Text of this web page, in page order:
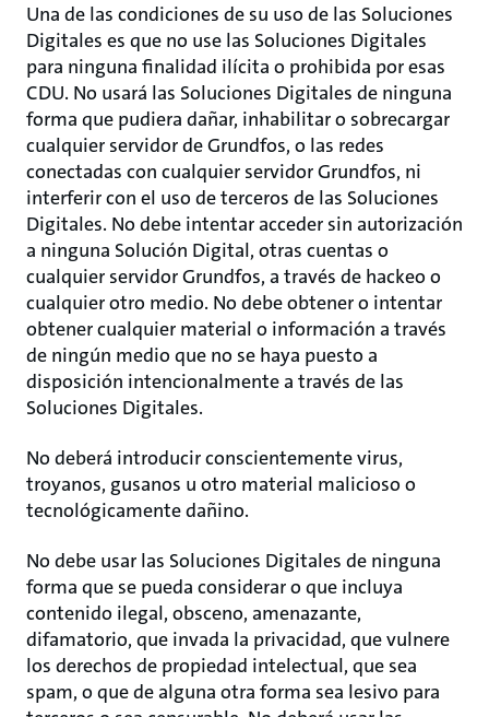
Una de las condiciones de su uso de las Soluciones
Digitales es que no use las Soluciones Digitales
para ninguna finalidad ilícita o prohibida por esas
CDU. No usará las Soluciones Digitales de ninguna
forma que pudiera dañar, inhabilitar o sobrecargar
cualquier servidor de Grundfos, o las redes
conectadas con cualquier servidor Grundfos, ni
interferir con el uso de terceros de las Soluciones
Digitales. No debe intentar acceder sin autorización
a ninguna Solución Digital, otras cuentas o
cualquier servidor Grundfos, a través de hackeo o
cualquier otro medio. No debe obtener o intentar
obtener cualquier material o información a través
de ningún medio que no se haya puesto a
disposición intencionalmente a través de las
Soluciones Digitales.
No deberá introducir conscientemente virus,
troyanos, gusanos u otro material malicioso o
tecnológicamente dañino.
No debe usar las Soluciones Digitales de ninguna
forma que se pueda considerar o que incluya
contenido ilegal, obsceno, amenazante,
difamatorio, que invada la privacidad, que vulnere
los derechos de propiedad intelectual, que sea
spam, o que de alguna otra forma sea lesivo para